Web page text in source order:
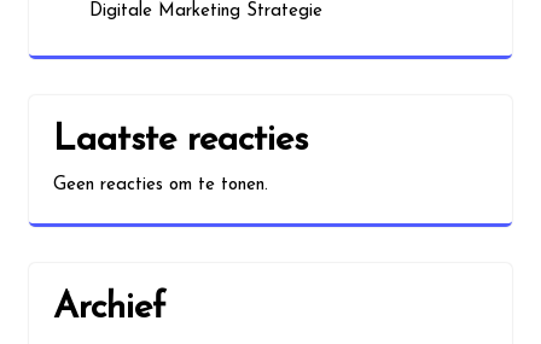
Digitale Marketing Strategie
Laatste reacties
Geen reacties om te tonen.
Archief